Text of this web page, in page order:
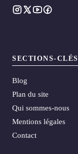
SECTIONS-CLÉS
Blog
Plan du site
Qui sommes-nous
Mentions légales
Contact